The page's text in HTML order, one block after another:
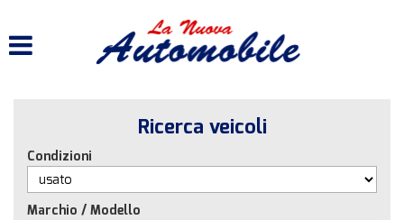
ASSISTENZA
Ricerca veicoli
Condizioni
Marchio / Modello